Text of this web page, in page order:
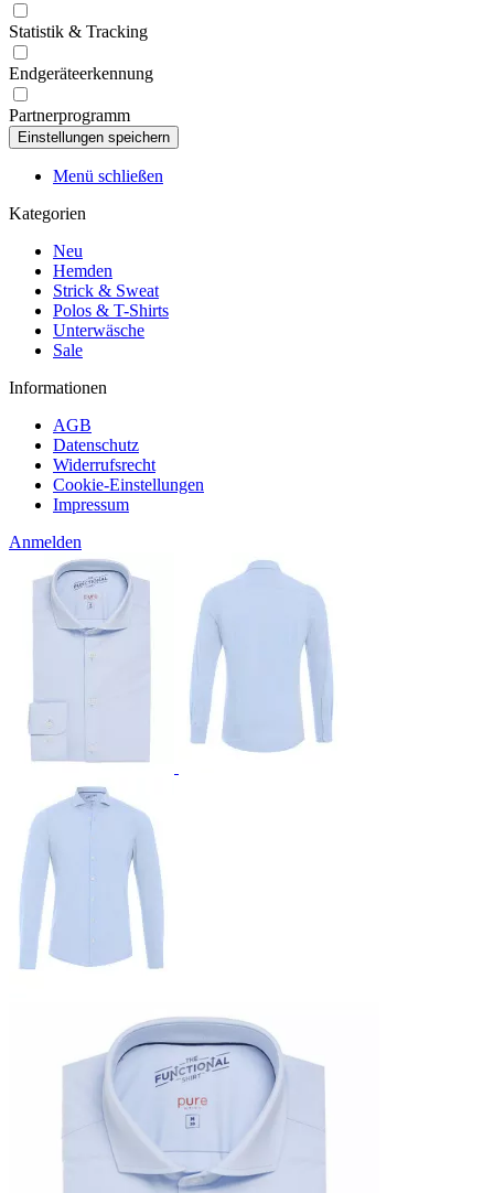
Statistik & Tracking
Endgeräteerkennung
Partnerprogramm
Menü schließen
Kategorien
Neu
Hemden
Strick & Sweat
Polos & T-Shirts
Unterwäsche
Sale
Informationen
AGB
Datenschutz
Widerrufsrecht
Cookie-Einstellungen
Impressum
Anmelden